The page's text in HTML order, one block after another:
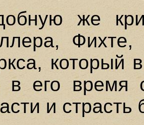
же
который
в его время
и страсть